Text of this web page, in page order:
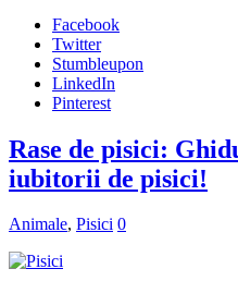
Facebook
Twitter
Stumbleupon
LinkedIn
Pinterest
Rase de pisici:
iubitorii de pisici!
Animale, Pisici 0